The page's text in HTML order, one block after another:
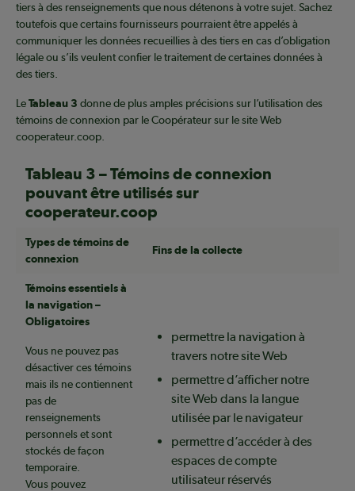
tiers à des renseignements que nous détenons à votre sujet. Sachez
toutefois que certains fournisseurs pourraient être appelés à
communiquer les données recueillies à des tiers en cas d’obligation
légale ou s’ils veulent confier le traitement de certaines données à
des tiers.
LeTableau 3 donne de plus amples précisions sur l’utilisation des
témoins de connexion par le Coopérateur sur le site Web
cooperateur.coop.
Tableau 3 – Témoins de connexion
pouvant être utilisés sur
cooperateur.coop
Types de témoins de
connexion
Fins de la collecte
Témoins essentiels à
la navigation –
Obligatoires
Vous ne pouvez pas
désactiver ces témoins
mais ils ne contiennent
pas de
renseignements
personnels et sont
stockés de façon
temporaire.
Vous pouvez
permettre la navigation à
travers notre site Web
permettre d’afficher notre
site Web dans la langue
utilisée par le navigateur
permettre d’accéder à des
espaces de compte
utilisateur réservés